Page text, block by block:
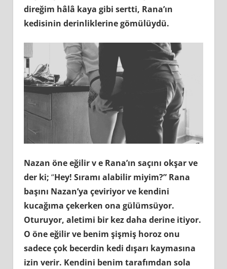
direğim hâlâ kaya gibi sertti, Rana’ın
kedisinin derinliklerine gömülüydü.
Nazan öne eğilir v e Rana’ın saçını okşar ve
der ki; “Hey! Sıramı alabilir miyim?” Rana
başını Nazan’ya çeviriyor ve kendini
kucağıma çekerken ona gülümsüyor.
Oturuyor, aletimi bir kez daha derine itiyor.
O öne eğilir ve benim şişmiş horoz onu
sadece çok becerdin kedi dışarı kaymasına
izin verir. Kendini benim tarafımdan sola